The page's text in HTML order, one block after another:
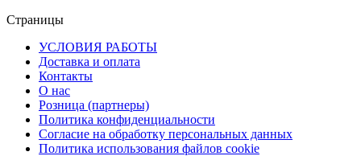
Страницы
УСЛОВИЯ РАБОТЫ
Доставка и оплата
Контакты
О наc
Розница (партнеры)
Политика конфиденциальности
Согласие на обработку персональных данных
Политика использования файлов сookie